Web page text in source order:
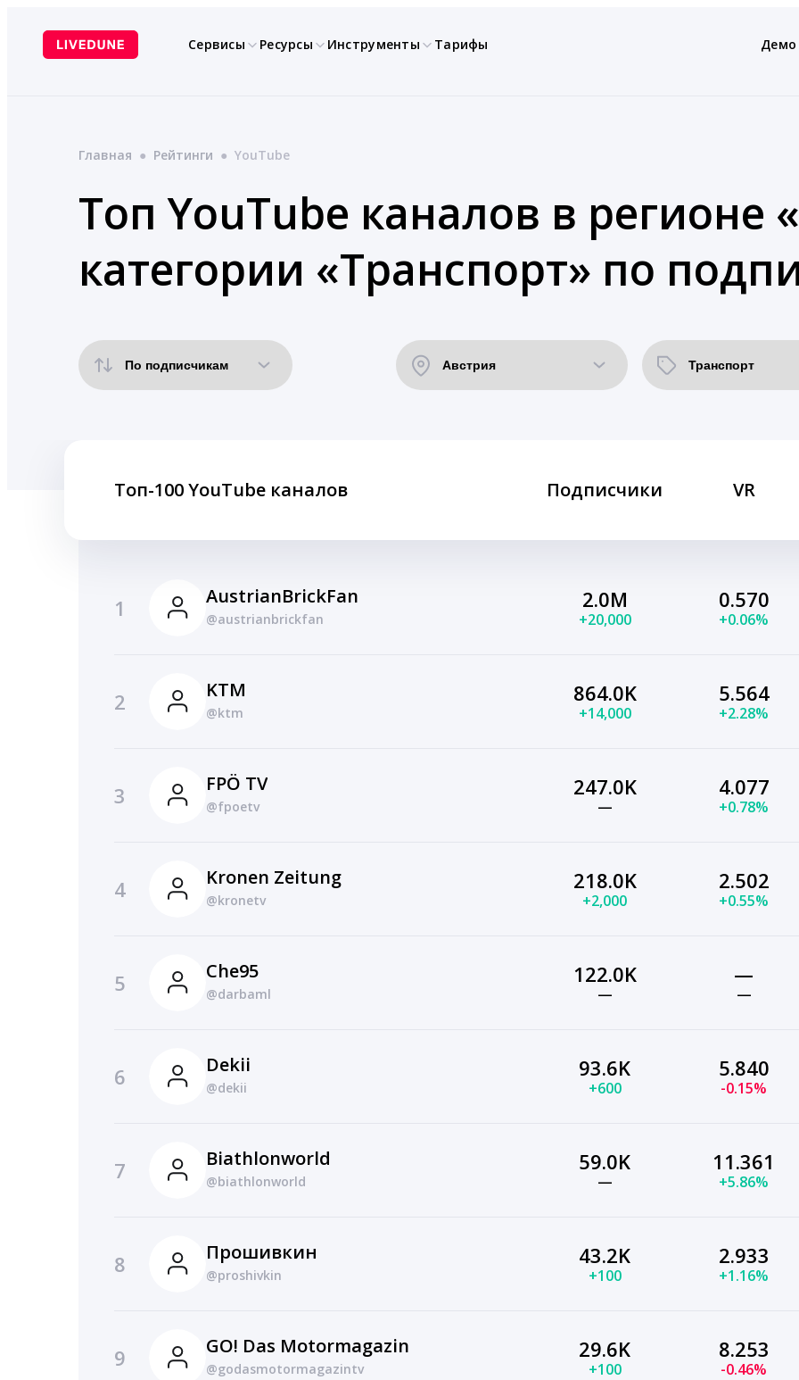
содержимому
Сервисы Ресурсы Инструменты Тарифы Демо
Главная ● Рейтинги ● YouTube
Топ YouTube каналов в регионе
категории «Транспорт» по
Топ-100 YouTube каналов Подписчики VR
1 AustrianBrickFan
@austrianbrickfan
2.0M
+20,000
0.570
+0.06%
2 KTM
@ktm
864.0K
+14,000
5.564
+2.28%
3 FPÖ TV
@fpoetv
247.0K
—
4.077
+0.78%
4 Kronen Zeitung
@kronetv
218.0K
+2,000
2.502
+0.55%
5 Che95
@darbaml
122.0K
—
—
—
6 Dekii
@dekii
93.6K
+600
5.840
-0.15%
7 Biathlonworld
@biathlonworld
59.0K
—
11.361
+5.86%
8 Прошивкин
@proshivkin
43.2K
+100
2.933
+1.16%
9 GO! Das Motormagazin
@godasmotormagazintv
29.6K
+100
8.253
-0.46%